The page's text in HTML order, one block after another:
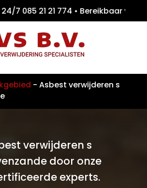
7 085 21 21 774 •
- Asbest verwijderen s
verwijderen s
door onze
experts.